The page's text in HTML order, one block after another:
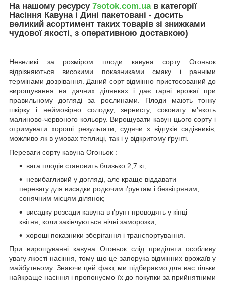
На нашому ресурсу 7sotok.com.uaв категорії
Насіння Кавуна і Дині пакетовані - досить
великий асортимент таких товарів зі знижками
чудової якості, з оперативною доставкою)
Невеликі за розміром плоди кавуна сорту Огоньок
відрізняються високими показниками смаку і ранніми
термінами дозрівання. Даний сорт відмінно пристосований до
вирощування на дачних ділянках і дає гарні врожаї при
правильному догляді за рослинами. Плоди мають тонку
шкірку і неймовірно солодку, зернисту, соковиту м'якоть
малиново-червоного кольору. Вирощувати кавун цього сорту і
отримувати хороші результати, судячи з відгуків садівників,
можливо як в умовах теплиці, так і у відкритому ґрунті.
Переваги сорту кавуна Огоньок :
вага плодів становить близько 2,7 кг;
невибагливий у догляді, але краще віддавати
перевагу для висадки родючим ґрунтам і безвітряним,
сонячним місцям ділянок;
висадку розсади кавуна в ґрунт проводять у кінці
квітня, коли закінчуються нічні заморозки;
хороші показники зберігання і транспортування.
При вирощуванні кавуна Огоньок слід приділяти особливу
увагу якості насіння, тому що це запорука відмінних врожаїв у
майбутньому. Знаючи цей факт, ми підбираємо для вас тільки
найкраще насіння і пропонуємо їх до покупки за прийнятними